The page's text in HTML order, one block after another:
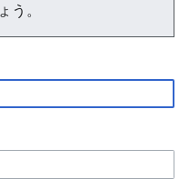
う。